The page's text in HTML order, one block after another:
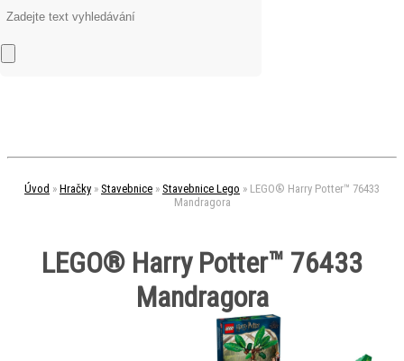
Úvod » Hračky » Stavebnice » Stavebnice Lego » LEGO® Harry Potter™ 76433
Mandragora
LEGO® Harry Potter™ 76433
Mandragora